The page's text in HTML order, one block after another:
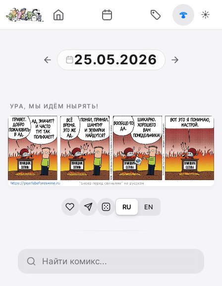
🍄 ☀️
25.05.2026
УРА, МЫ ИДЁМ НЫРЯТЬ!
RU EN
Поиск по архиву